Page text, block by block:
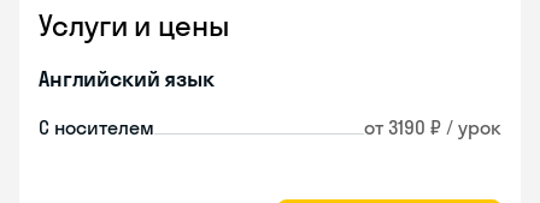
Услуги и цены
Английский язык
С носителем от 3190 ₽ / урок